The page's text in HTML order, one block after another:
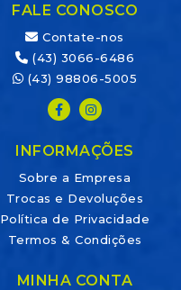
FALE CONOSCO
Contate-nos
(43) 3066-6486
(43) 98806-5005
INFORMAÇÕES
Sobre a Empresa
Trocas e Devoluções
Política de Privacidade
Termos & Condições
MINHA CONTA